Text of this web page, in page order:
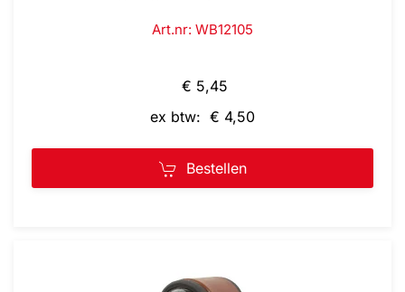
Art.nr: WB12105
€ 5,45
ex btw: € 4,50
Bestellen